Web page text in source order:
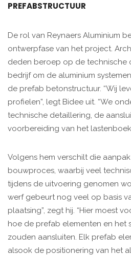
PREFABSTRUCTUUR
De rol van Reynaers Aluminium
ontwerpfase van het project.
deden beroep op de technische
bedrijf om de aluminium
de prefab betonstructuur. “Wij
profielen”, legt Bidee uit. “We
technische detaillering, de
voorbereiding van het
Volgens hem verschilt die
bouwproces, waarbij veel
tijdens de uitvoering genomen
werf gebeurt nog veel op basis
plaatsing”, zegt hij. “Hier moest
hoe de prefab elementen en het
zouden aansluiten. Elk prefab
alsook de positionering van het